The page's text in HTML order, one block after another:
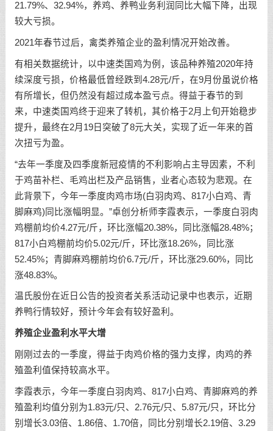
21.79%、32.94%，养鸡、养鸭业务利润同比大幅下降，出现
较大亏损。
2021年春节过后，禽类养殖企业的盈利情况开始改善。
有相关数据统计，以中速类国鸡为例，该品种养殖2020年持
续深度亏损，价格最低曾经跌到4.28元/斤，在9月份虽说价格
有所增长，但仍然没有超过成本盈亏点。得益于春节的到
来，中速类国鸡终于迎来了转机，其价格于2月上旬开始稳步
提升，最终在2月19日突破了8元大关，实现了近一年来的首
次扭亏为盈。
“去年一季度及四季度新冠疫情的不利影响占主导因素，不利
于鸡苗补栏、毛鸡出栏及产品销售，业者心态较为悲观。在
此背景下，今年一季度肉鸡市场(白羽肉鸡、817小白鸡、青
脚麻鸡)同比涨幅明显。”卓创分析师李霞表示，一季度白羽肉
鸡棚前均价4.27元/斤，环比涨幅20.38%，同比涨幅28.48%；
817小白鸡棚前均价5.02元/斤，环比涨18.26%，同比涨
52.45%；青脚麻鸡棚前均价6.7元/斤，环比涨29.60%，同比
涨48.83%。
温氏股份在近日公告的投资者关系活动记录中也表示，近期
养鸭行情较好，预计今年会有较好盈利。
养殖企业盈利水平大增
刚刚过去的一季度，得益于肉鸡价格的强力支撑，肉鸡的养
殖盈利值保持较高水平。
李霞表示，今年一季度白羽肉鸡、817小白鸡、青脚麻鸡的养
殖盈利均值分别为1.83元/只、2.76元/只、5.87元/只，环比分
别增长3.03倍、1.86倍、1.70倍，同比分别增长2.19倍、3.29